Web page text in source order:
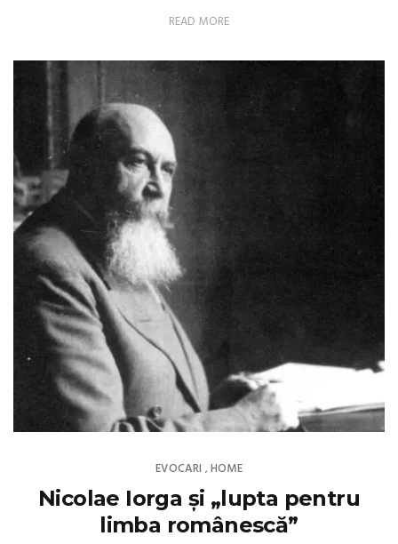
READ MORE
EVOCARI ,HOME
Nicolae Iorga și „lupta pentru
limba românescă”